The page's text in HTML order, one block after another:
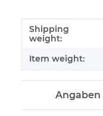
Shipping
weight:
Item weight: